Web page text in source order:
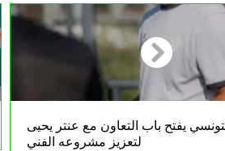
يفتح باب التعاون مع عنتر يحيى
لتعزيز مشروعه الفني